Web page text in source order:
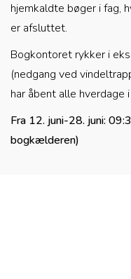
hjemkaldte bøger i fag,
er afsluttet.
Bogkontoret rykker i
(nedgang ved
har åbent alle hverdage
Fra 12. juni-28. juni:
bogkælderen)